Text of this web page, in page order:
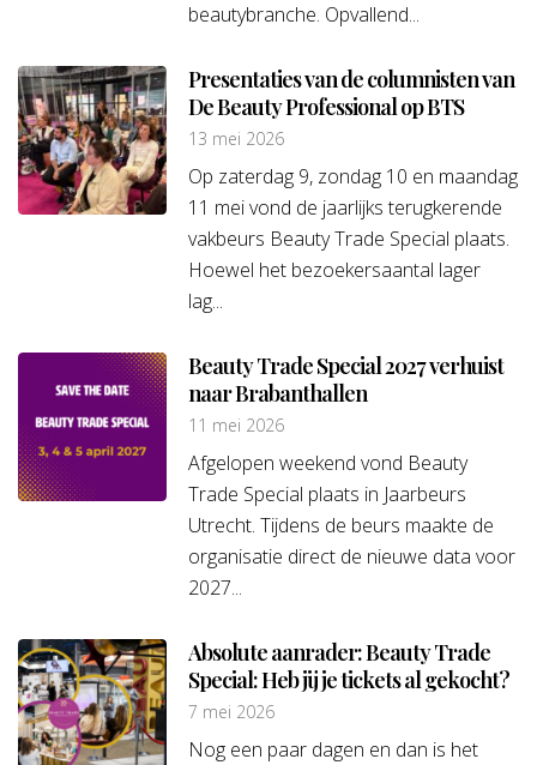
beautybranche. Opvallend...
Presentaties van de columnisten van
De Beauty Professional op BTS
13 mei 2026
Op zaterdag 9, zondag 10 en maandag
11 mei vond de jaarlijks terugkerende
vakbeurs Beauty Trade Special plaats.
Hoewel het bezoekersaantal lager
lag...
Beauty Trade Special 2027 verhuist
naar Brabanthallen
11 mei 2026
Afgelopen weekend vond Beauty
Trade Special plaats in Jaarbeurs
Utrecht. Tijdens de beurs maakte de
organisatie direct de nieuwe data voor
2027...
Absolute aanrader: Beauty Trade
Special: Heb jij je tickets al gekocht?
7 mei 2026
Nog een paar dagen en dan is het